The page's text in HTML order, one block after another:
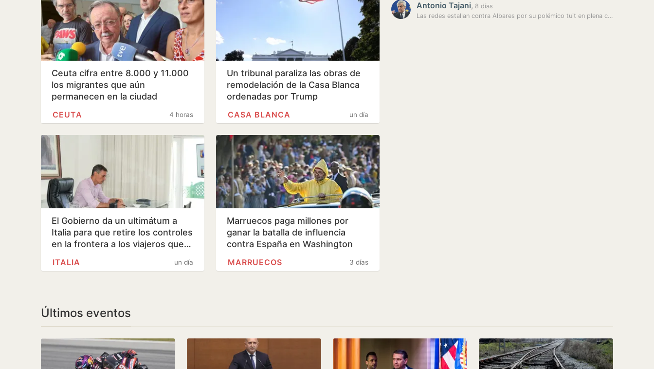
Ceuta cifra entre 8.000 y 11.000
los migrantes que aún
permanecen en la ciudad
4 horas
CEUTA
Un tribunal paraliza las obras de
remodelación de la Casa Blanca
ordenadas por Trump
un día
CASA BLANCA
El Gobierno da un ultimátum a
Italia para que retire los controles
en la frontera a los viajeros que…
un día
ITALIA
Marruecos paga millones por
ganar la batalla de influencia
contra España en Washington
3 días
MARRUECOS
Antonio Tajani, 8 días
Las redes estallan contra Albares por su polémico tuit en plena crisis…
Últimos eventos